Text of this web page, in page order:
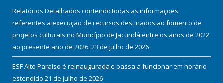
Relatórios Detalhados contendo todas as informações
referentes a execução de recursos destinados ao fomento de
projetos culturais no Município de Jacundá entre os anos de 2022
ao presente ano de 2026. 23 de julho de 2026
ESF Alto Paraíso é reinaugurada e passa a funcionar em horário
estendido 21 de julho de 2026